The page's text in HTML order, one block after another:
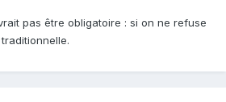
pas être obligatoire : si on ne refuse